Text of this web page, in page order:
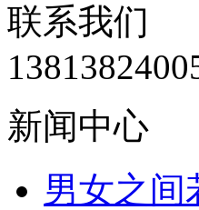
联系我们
新闻中心
男女之间